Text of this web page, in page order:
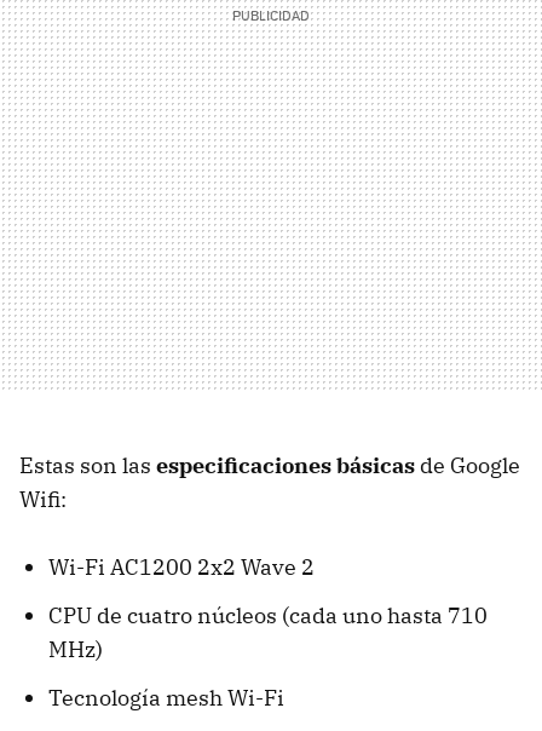
Estas son las especificaciones básicas de Google
Wifi:
Wi-Fi AC1200 2x2 Wave 2
CPU de cuatro núcleos (cada uno hasta 710
MHz)
Tecnología mesh Wi-Fi